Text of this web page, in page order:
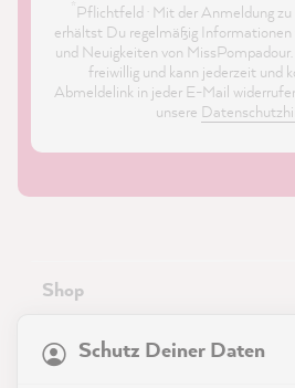
Pflichtfeld · Mit der Anmeldung
erhältst Du regelmäßig
und Neuigkeiten von
freiwillig und kann jederzeit und
Abmeldelink in jeder E-Mail
unsere
Shop
ServiceSchutz Deiner Daten